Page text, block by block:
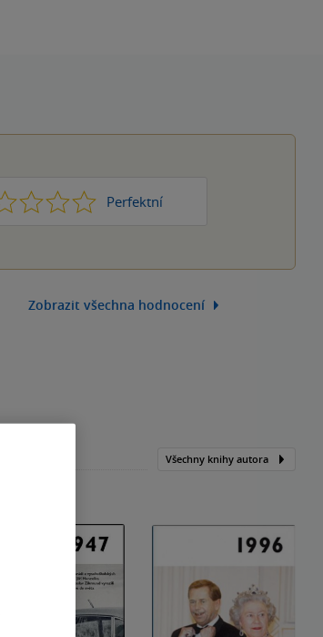
3 4 Perfektní
5
Zobrazit všechna hodnocení
Všechny knihy autora